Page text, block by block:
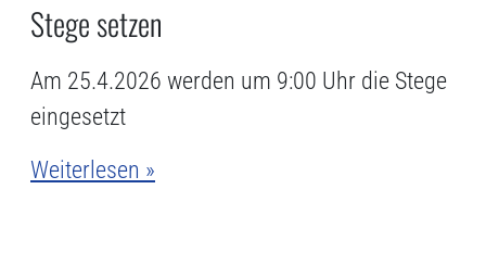
Stege setzen
Am 25.4.2026 werden um 9:00 Uhr die Stege
eingesetzt
Weiterlesen »